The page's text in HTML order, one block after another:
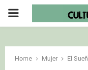
PRIMARY
Home Mujer El